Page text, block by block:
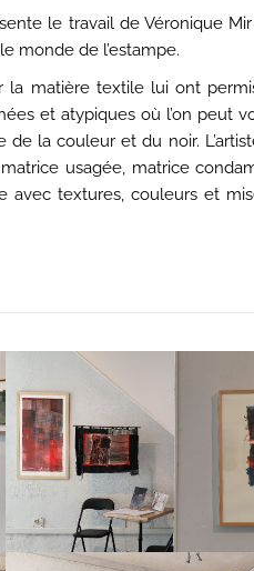
le travail de Véronique
monde de l’estampe.
la matière textile lui ont
et atypiques où l’on peut
de la couleur et du noir.
usagée, matrice
avec textures, couleurs et